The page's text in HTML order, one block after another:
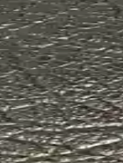
belirlemenize